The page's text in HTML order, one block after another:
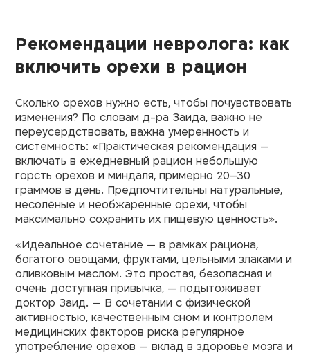
Рекомендации невролога: как
включить орехи в рацион
Сколько орехов нужно есть, чтобы почувствовать
изменения? По словам д-ра Заида, важно не
переусердствовать, важна умеренность и
системность: «Практическая рекомендация —
включать в ежедневный рацион небольшую
горсть орехов и миндаля, примерно 20–30
граммов в день. Предпочтительны натуральные,
несолёные и необжаренные орехи, чтобы
максимально сохранить их пищевую ценность».
«Идеальное сочетание — в рамках рациона,
богатого овощами, фруктами, цельными злаками и
оливковым маслом. Это простая, безопасная и
очень доступная привычка, — подытоживает
доктор Заид. — В сочетании с физической
активностью, качественным сном и контролем
медицинских факторов риска регулярное
употребление орехов — вклад в здоровье мозга и